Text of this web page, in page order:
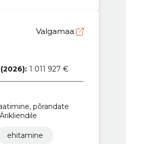
Valgamaa
1 011 927 €
põrandate
ehitamine